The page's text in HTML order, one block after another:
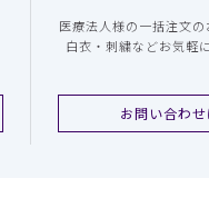
医療法人様の一括注文
白衣・刺繍などお気軽
お問い合わ